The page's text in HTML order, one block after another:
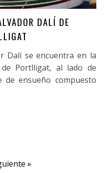
DALÍ DE
Dalí se encuentra en la
Portlligat, al lado de
de ensueño compuesto
»